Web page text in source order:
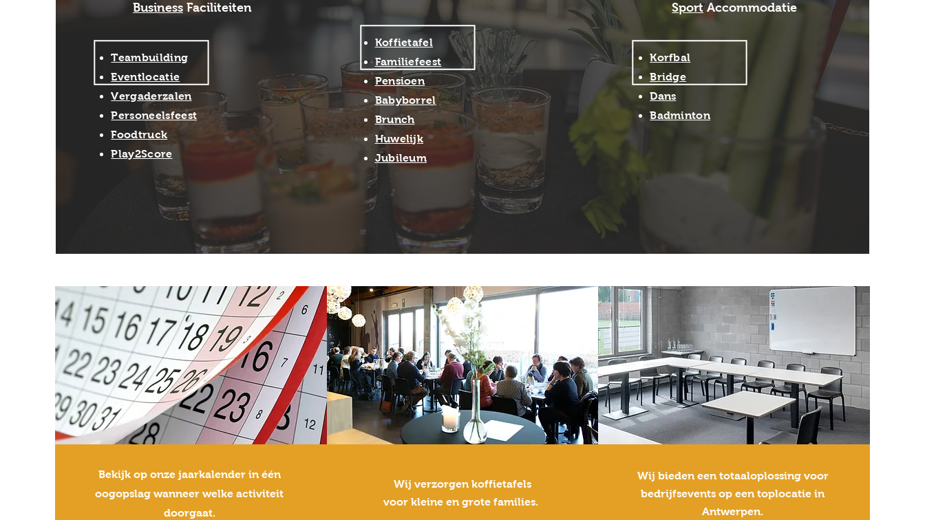
BusinessFaciliteiten
Teambuilding
Eventlocatie
Vergaderzalen
Personeelsfeest
Foodtruck
Play2Score
Koffietafel
Familiefeest
Pensioen
Babyborrel
Brunch
Huwelijk
Jubileum
SportAccommodatie
Korfbal
Bridge
Dans
Badminton
Bekijk op onze jaarkalender in één
oogopslag wanneer welke activiteit
doorgaat.
Wij verzorgen koffietafels
voor kleine en grote families.
Wij bieden een totaaloplossing voor
bedrijfsevents op een toplocatie in
Antwerpen.